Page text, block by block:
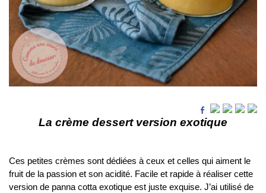
La crème dessert version exotique
Ces petites crèmes sont dédiées à ceux et celles qui aiment le
fruit de la passion et son acidité. Facile et rapide à réaliser cette
version de panna cotta exotique est juste exquise. J’ai utilisé de